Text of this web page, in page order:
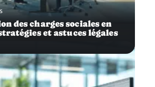
des charges sociales en
et astuces légales